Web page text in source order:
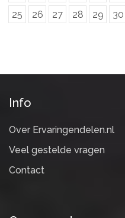
25
26 27 28 29 30
Info
Over Ervaringendelen.nl
Veel gestelde vragen
Contact